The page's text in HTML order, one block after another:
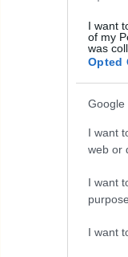
I want
of my
was
Opted
Google
I want
web or
I want
I want
ΕΛΕΝΗ ΚΟΡΩΝΑΚΗ